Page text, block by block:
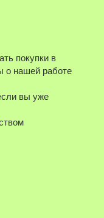
покупки в
о нашей работе
вы уже